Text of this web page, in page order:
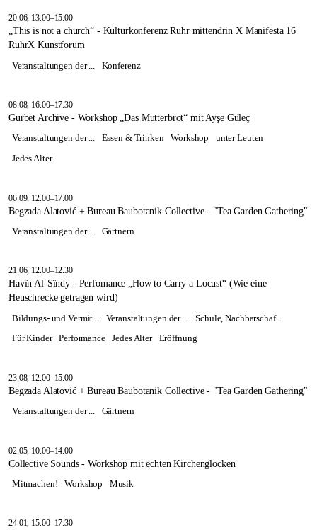
20.06, 13.00–15.00
„This is not a church“ - Kulturkonferenz Ruhr mittendrin X Manifesta 16
RuhrX Kunstforum
Veranstaltungen der ... Konferenz
08.08, 16.00–17.30
Gurbet Archive - Workshop „Das Mutterbrot“ mit Ayşe Güleç
Veranstaltungen der ... Essen & Trinken Workshop unter Leuten
Jedes Alter
06.09, 12.00–17.00
Begzada Alatović + Bureau Baubotanik Collective - "Tea Garden Gathering"
Veranstaltungen der ... Gärtnern
21.06, 12.00–12.30
Havîn Al-Sîndy - Perfomance „How to Carry a Locust“ (Wie eine
Heuschrecke getragen wird)
Bildungs- und Vermit... Veranstaltungen der ... Schule, Nachbarschaf...
Für Kinder Performance Jedes Alter Eröffnung
23.08, 12.00–15.00
Begzada Alatović + Bureau Baubotanik Collective - "Tea Garden Gathering"
Veranstaltungen der ... Gärtnern
02.05, 10.00–14.00
Collective Sounds - Workshop mit echten Kirchenglocken
Mitmachen! Workshop Musik
24.01, 15.00–17.30